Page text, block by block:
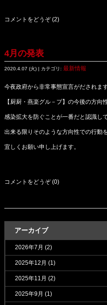
コメントをどうぞ (2)
4月の発表
2020.4.07 (火) | カテゴリ: 最新情報
今夜政府から非常事態宣言がだされま
【厨厨・燕楽グル－プ】の今後の方向
感染拡大を防ぐことが一番だと認識し
出来る限りそのような方向性での行動
宜しくお願い申し上げます。
コメントをどうぞ (0)
アーカイブ
2026年7月 (2)
2025年12月 (1)
2025年11月 (2)
2025年9月 (1)